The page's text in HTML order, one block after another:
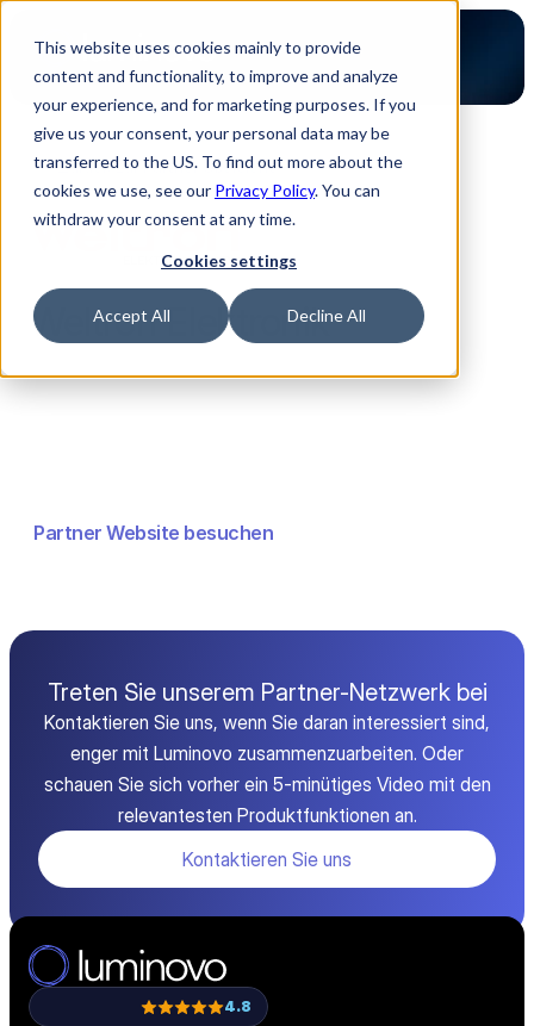
This website uses cookies mainly to provide
content and functionality, to improve and analyze
your experience, and for marketing purposes. If you
give us your consent, your personal data may be
transferred to the US. To find out more about the
cookies we use, see our Privacy Policy. You can
withdraw your consent at any time.
Cookies settings
Accept All Decline All
Zurück zur Partner Übersicht
Weltron Elektronik
Partner Website besuchen
Treten Sie unserem Partner-Netzwerk bei
Kontaktieren Sie uns, wenn Sie daran interessiert sind,
enger mit Luminovo zusammenzuarbeiten. Oder
schauen Sie sich vorher ein 5-minütiges Video mit den
relevantesten Produktfunktionen an.
Kontaktieren Sie uns
4.8